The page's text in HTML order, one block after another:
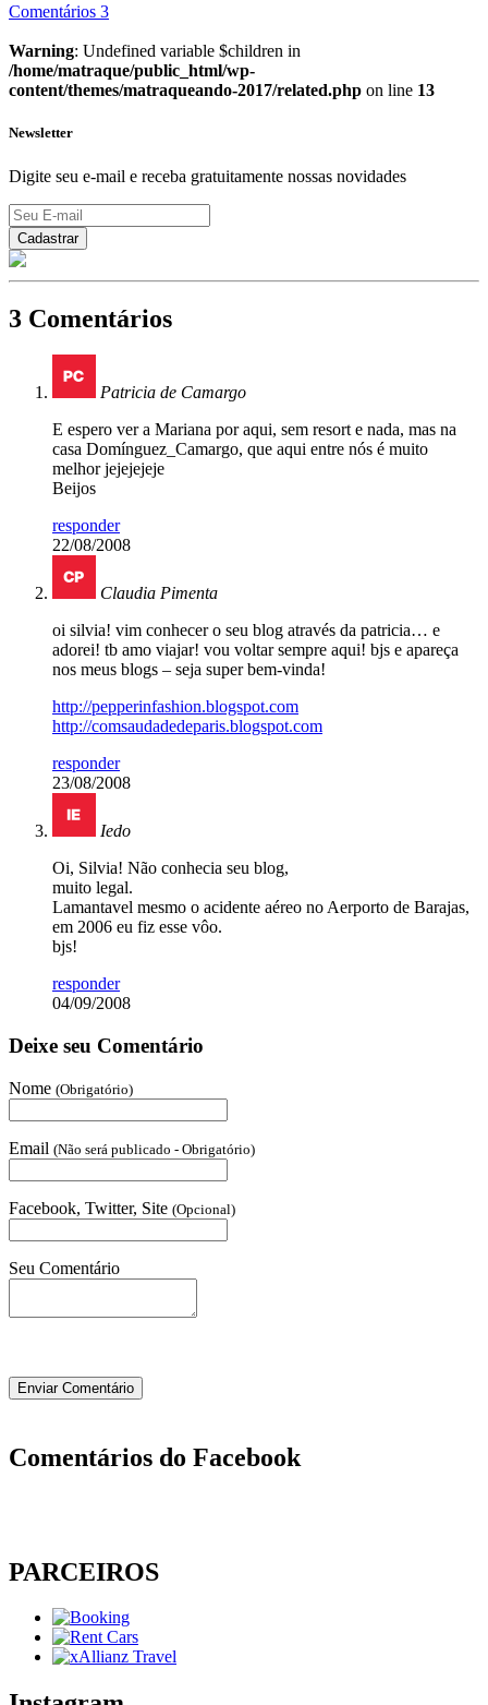
Comentários 3
Warning: Undefined variable $children in
/home/matraque/public_html/wp-
content/themes/matraqueando-2017/related.php on line 13
Newsletter
Digite seu e-mail e receba gratuitamente nossas novidades
3 Comentários
Patricia de Camargo
E espero ver a Mariana por aqui, sem resort e nada, mas na
casa Domínguez_Camargo, que aqui entre nós é muito
melhor jejejejeje
Beijos
responder
22/08/2008
Claudia Pimenta
oi silvia! vim conhecer o seu blog através da patricia… e
adorei! tb amo viajar! vou voltar sempre aqui! bjs e apareça
nos meus blogs – seja super bem-vinda!
http://pepperinfashion.blogspot.com
http://comsaudadedeparis.blogspot.com
responder
23/08/2008
Iedo
Oi, Silvia! Não conhecia seu blog,
muito legal.
Lamantavel mesmo o acidente aéreo no Aerporto de Barajas,
em 2006 eu fiz esse vôo.
bjs!
responder
04/09/2008
Deixe seu Comentário
Nome (Obrigatório)
Email (Não será publicado - Obrigatório)
Facebook, Twitter, Site (Opcional)
Seu Comentário
Comentários do Facebook
PARCEIROS